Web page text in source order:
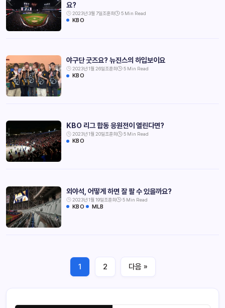
요?
2023년 3월 7일조훈희 5 Min Read
KBO
야구단 굿즈요? 뉴진스의 하입보이요
2023년 1월 26일조훈희 5 Min Read
KBO
KBO 리그 합동 응원전이 열린다면?
2023년 1월 20일조훈희 5 Min Read
KBO
외야석, 어떻게 하면 잘 팔 수 있을까요?
2023년 1월 19일조훈희 5 Min Read
KBO MLB
1 2 다음 »